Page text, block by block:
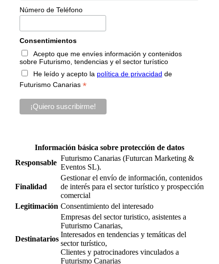
Número de Teléfono
Consentimientos
Acepto que me envíes información y contenidos
sobre Futurismo, tendencias y el sector turístico
He leído y acepto la política de privacidad de
Futurismo Canarias *
Información básica sobre protección de datos
Responsable
Futurismo Canarias (Futurcan Marketing &
Eventos SL).
Finalidad
Gestionar el envío de información, contenidos
de interés para el sector turístico y prospección
comercial
Legitimación Consentimiento del interesado
Destinatarios
Empresas del sector turistico, asistentes a
Futurismo Canarias,
Interesados en tendencias y temáticas del
sector turístico,
Clientes y patrocinadores vinculados a
Futurismo Canarias